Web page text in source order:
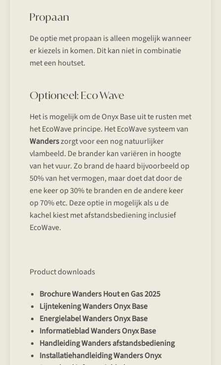
Propaan
De optie met propaan is alleen mogelijk wanneer
er kiezels in komen. Dit kan niet in combinatie
met een houtset.
Optioneel: Eco Wave
Het is mogelijk om de Onyx Base uit te rusten met
het EcoWave principe. Het EcoWave systeem van
Wanderszorgt voor een nog natuurlijker
vlambeeld. De brander kan variëren in hoogte
van het vuur. Zo brand de haard bijvoorbeeld op
50% van het vermogen, maar doet dat door de
ene keer op 30% te branden en de andere keer
op 70% etc. Deze optie in mogelijk als u de
kachel kiest met afstandsbediening inclusief
EcoWave.
Product downloads
Brochure Wanders Hout en Gas 2025
Lijntekening Wanders Onyx Base
Energielabel Wanders Onyx Base
Informatieblad Wanders Onyx Base
Handleiding Wanders afstandsbediening
Installatiehandleiding Wanders Onyx